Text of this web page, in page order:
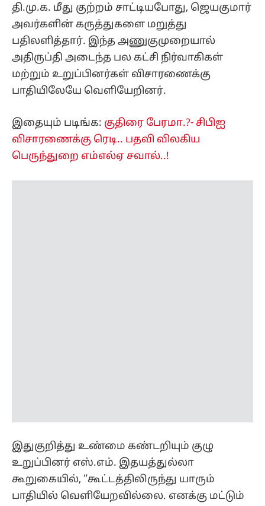
தி.மு.க. மீது குற்றம் சாட்டியபோது, ஜெயகுமார்
அவர்களின் கருத்துகளை மறுத்து
பதிலளித்தார். இந்த அணுகுமுறையால்
அதிருப்தி அடைந்த பல கட்சி நிர்வாகிகள்
மற்றும் உறுப்பினர்கள் விசாரணைக்கு
பாதியிலேயே வெளியேறினர்.
இதையும் படிங்க: குதிரை பேரமா.?- சிபிஐ
விசாரணைக்கு ரெடி.. பதவி விலகிய
பெருந்துறை எம்எல்ஏ சவால்..!
இதுகுறித்து உண்மை கண்டறியும் குழு
உறுப்பினர் எஸ்.எம். இதயத்துல்லா
கூறுகையில், “கூட்டத்திலிருந்து யாரும்
பாதியில் வெளியேறவில்லை. எனக்கு மட்டும்